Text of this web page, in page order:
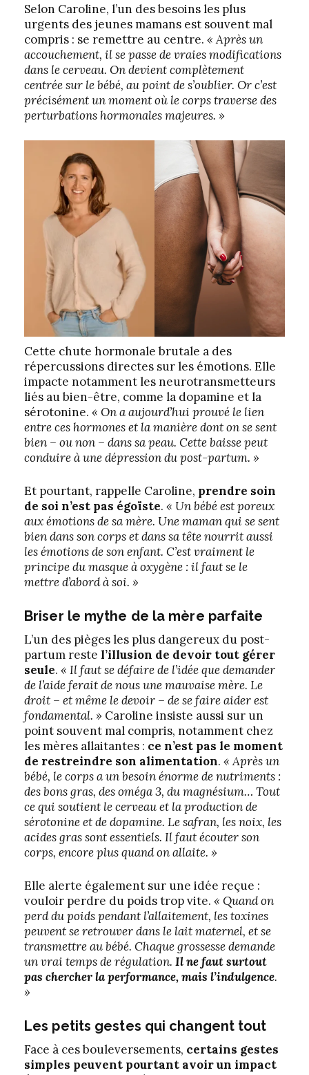
Selon Caroline, l’un des besoins les plus
urgents des jeunes mamans est souvent mal
compris : se remettre au centre. « Après un
accouchement, il se passe de vraies modifications
dans le cerveau. On devient complètement
centrée sur le bébé, au point de s’oublier. Or c’est
précisément un moment où le corps traverse des
perturbations hormonales majeures. »
Cette chute hormonale brutale a des
répercussions directes sur les émotions. Elle
impacte notamment les neurotransmetteurs
liés au bien-être, comme la dopamine et la
sérotonine. « On a aujourd’hui prouvé le lien
entre ces hormones et la manière dont on se sent
bien – ou non – dans sa peau. Cette baisse peut
conduire à une dépression du post-partum. »
Et pourtant, rappelle Caroline, prendre soin
de soi n’est pas égoïste. « Un bébé est poreux
aux émotions de sa mère. Une maman qui se sent
bien dans son corps et dans sa tête nourrit aussi
les émotions de son enfant. C’est vraiment le
principe du masque à oxygène : il faut se le
mettre d’abord à soi. »
Briser le mythe de la mère parfaite
L’un des pièges les plus dangereux du post-
partum reste l’illusion de devoir tout gérer
seule. « Il faut se défaire de l’idée que demander
de l’aide ferait de nous une mauvaise mère. Le
droit – et même le devoir – de se faire aider est
fondamental. » Caroline insiste aussi sur un
point souvent mal compris, notamment chez
les mères allaitantes : ce n’est pas le moment
de restreindre son alimentation. « Après un
bébé, le corps a un besoin énorme de nutriments :
des bons gras, des oméga 3, du magnésium… Tout
ce qui soutient le cerveau et la production de
sérotonine et de dopamine. Le safran, les noix, les
acides gras sont essentiels. Il faut écouter son
corps, encore plus quand on allaite. »
Elle alerte également sur une idée reçue :
vouloir perdre du poids trop vite. « Quand on
perd du poids pendant l’allaitement, les toxines
peuvent se retrouver dans le lait maternel, et se
transmettre au bébé. Chaque grossesse demande
un vrai temps de régulation. Il ne faut surtout
pas chercher la performance, mais l’indulgence.
»
Les petits gestes qui changent tout
Face à ces bouleversements, certains gestes
simples peuvent pourtant avoir un impact